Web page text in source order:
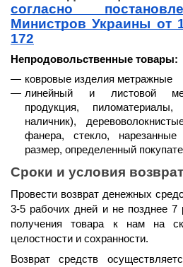
согласно
Министров Украины от
172
Непродовольственные товары:
ковровые изделия метражные
линейный и листовой
продукция, пиломатериалы,
наличник),
фанера, стекло,
размер, определенный
Сроки и условия
Провести возврат денежных
3-5 рабочих дней и не позднее 7
получения товара к нам на
целостности и сохранности.
Возврат средств